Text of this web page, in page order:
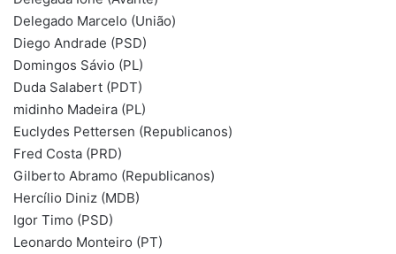
Delegado Marcelo (União)
Diego Andrade (PSD)
Domingos Sávio (PL)
Duda Salabert (PDT)
midinho Madeira (PL)
Euclydes Pettersen (Republicanos)
Fred Costa (PRD)
Gilberto Abramo (Republicanos)
Hercílio Diniz (MDB)
Igor Timo (PSD)
Leonardo Monteiro (PT)